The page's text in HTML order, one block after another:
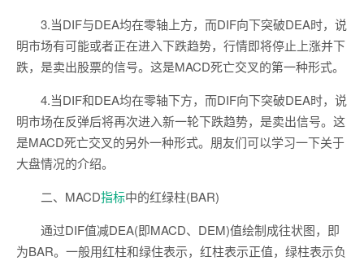
3.当DIF与DEA均在零轴上方，而DIF向下突破DEA时，说
明市场有可能或者正在进入下跌趋势，行情即将停止上涨并下
跌，是卖出股票的信号。这是MACD死亡交叉的第一种形式。
4.当DIF和DEA均在零轴下方，而DIF向下突破DEA时，说
明市场在反弹后将再次进入新一轮下跌趋势，是卖出信号。这
是MACD死亡交叉的另外一种形式。朋友们可以学习一下关于
大盘情况的介绍。
二、MACD指标中的红绿柱(BAR)
通过DIF值减DEA(即MACD、DEM)值绘制成往状图，即
为BAR。一般用红柱和绿住表示，红柱表示正值，绿柱表示负